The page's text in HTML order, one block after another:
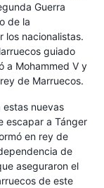
Guerra
de la
los nacionalistas.
guiado
a Mohammed V y
de Marruecos.
estas nuevas
escapar a Tánger
en rey de
de
aseguraron el
de este